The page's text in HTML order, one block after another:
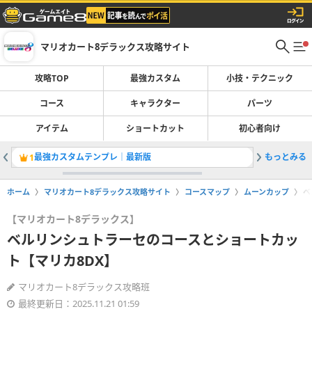
マリオカート8デラックス攻略サイト
攻略TOP 最強カスタム 小技・テクニック
コース キャラクター パーツ
アイテム ショートカット 初心者向け
1最強カスタムテンプレ｜最新版 2ドリフ
もっとみる
ホーム マリオカート8デラックス攻略サイト コースマップ ムーンカップ
【マリオカート8デラックス】
ベルリンシュトラーセのコースとショートカッ
ト【マリカ8DX】
マリオカート8デラックス攻略班
最終更新日：2025.11.21 01:59